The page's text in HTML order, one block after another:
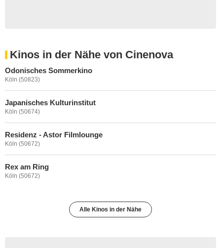
Kinos in der Nähe von Cinenova
Odonisches Sommerkino
Köln (50823)
Japanisches Kulturinstitut
Köln (50674)
Residenz - Astor Filmlounge
Köln (50672)
Rex am Ring
Köln (50672)
Alle Kinos in der Nähe